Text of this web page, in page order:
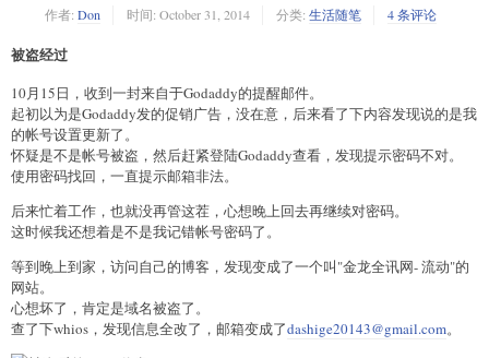
作者: Don 时间: October 31, 2014 分类: 生活随笔 4 条评论
被盗经过
10月15日，收到一封来自于Godaddy的提醒邮件。
起初以为是Godaddy发的促销广告，没在意，后来看了下内容发现说的是我
的帐号设置更新了。
怀疑是不是帐号被盗，然后赶紧登陆Godaddy查看，发现提示密码不对。
使用密码找回，一直提示邮箱非法。
后来忙着工作，也就没再管这茬，心想晚上回去再继续对密码。
这时候我还想着是不是我记错帐号密码了。
等到晚上到家，访问自己的博客，发现变成了一个叫"金龙全讯网- 流动"的
网站。
心想坏了，肯定是域名被盗了。
查了下whios，发现信息全改了，邮箱变成了dashige20143@gmail.com。